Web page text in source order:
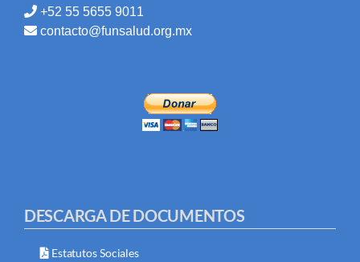
+52 55 5655 9011
contacto@funsalud.org.mx
DESCARGA DE DOCUMENTOS
Estatutos Sociales